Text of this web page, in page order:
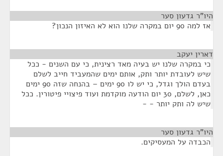
היו"ר גדעון סער
אז למה 90 יום במקרה שלנו הוא לא האיזון הנכון?
דארין יעקב
כי במקרה שלנו יש בעיה מאד רצינית, כי עם השנים - ככל
שיש לעובדת יותר ותק, אותם ימים שהמעביד חייב לשלם
בעדם הולך וגדל, כי יש לו 90 ימים – בהנחה שזה 90 ימים
כאן, לשלם, 30 יום הודעה מוקדמת ועוד פיצויי פיטורין. ככל
שיש לה ותק יותר - -
היו"ר גדעון סער
הכבדה על המעסיקים.